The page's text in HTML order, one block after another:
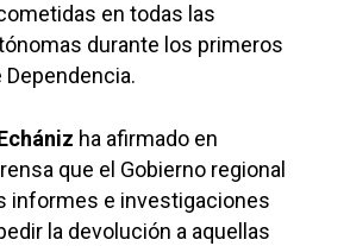
en todas las
durante los primeros
Dependencia.
ha afirmado en
que el Gobierno regional
informes e investigaciones
la devolución a aquellas